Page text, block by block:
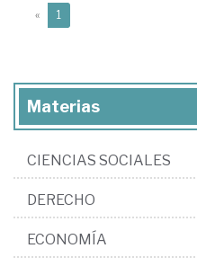
« 1
Materias
CIENCIAS SOCIALES
DERECHO
ECONOMÍA